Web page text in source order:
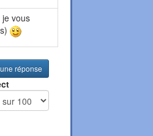
vous
réponse